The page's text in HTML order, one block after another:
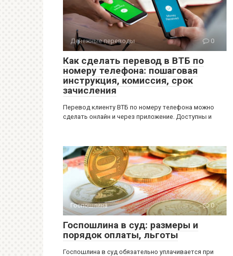
Денежные переводы 0
Как сделать перевод в ВТБ по
номеру телефона: пошаговая
инструкция, комиссия, срок
зачисления
Перевод клиенту ВТБ по номеру телефона можно
сделать онлайн и через приложение. Доступны и
Госпошлина 0
Госпошлина в суд: размеры и
порядок оплаты, льготы
Госпошлина в суд обязательно уплачивается при